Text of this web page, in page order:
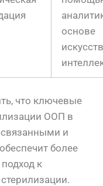
основе
что ключевые
ООП в
и
более
к